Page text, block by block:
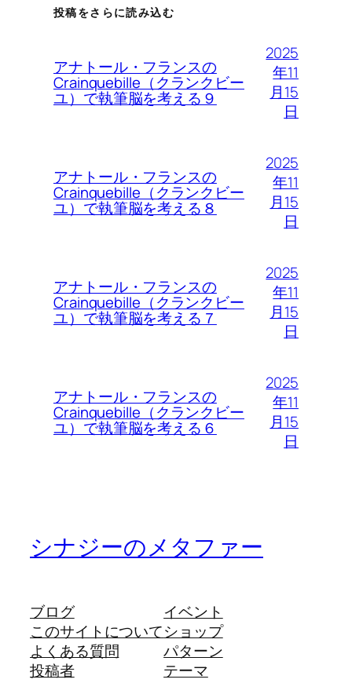
投稿をさらに読み込む
アナトール・フランスの
Crainquebille（クランクビー
ユ）で執筆脳を考える９
2025
年11
月15
日
アナトール・フランスの
Crainquebille（クランクビー
ユ）で執筆脳を考える８
2025
年11
月15
日
アナトール・フランスの
Crainquebille（クランクビー
ユ）で執筆脳を考える７
2025
年11
月15
日
アナトール・フランスの
Crainquebille（クランクビー
ユ）で執筆脳を考える６
2025
年11
月15
日
シナジーのメタファー
ブログ
このサイトについて
よくある質問
投稿者
イベント
ショップ
パターン
テーマ